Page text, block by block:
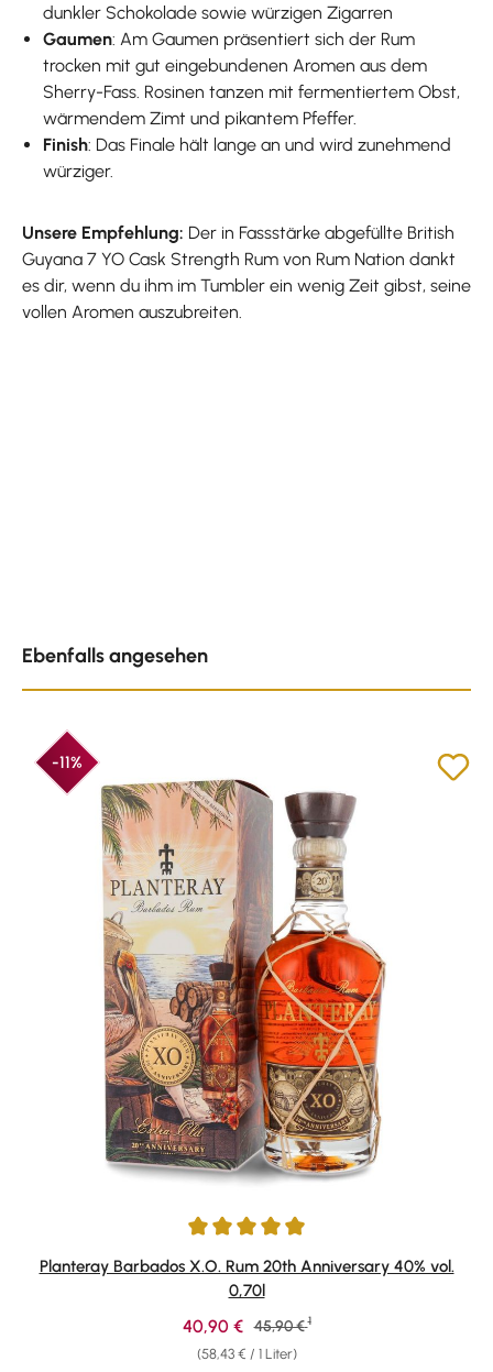
dunkler Schokolade sowie würzigen Zigarren
Gaumen: Am Gaumen präsentiert sich der Rum
trocken mit gut eingebundenen Aromen aus dem
Sherry-Fass. Rosinen tanzen mit fermentiertem Obst,
wärmendem Zimt und pikantem Pfeffer.
Finish: Das Finale hält lange an und wird zunehmend
würziger.
Unsere Empfehlung: Der in Fassstärke abgefüllte British
Guyana 7 YO Cask Strength Rum von Rum Nation dankt
es dir, wenn du ihm im Tumbler ein wenig Zeit gibst, seine
vollen Aromen auszubreiten.
Ebenfalls angesehen
-11%
Durchschnittliche Bewertung von 4.91 von 5 Sternen
Planteray Barbados X.O. Rum 20th Anniversary 40% vol.
0,70l
(58,43 € / 1 Liter)
Verkaufspreis:
40,90 € Regulärer Preis:
45,90 € 1